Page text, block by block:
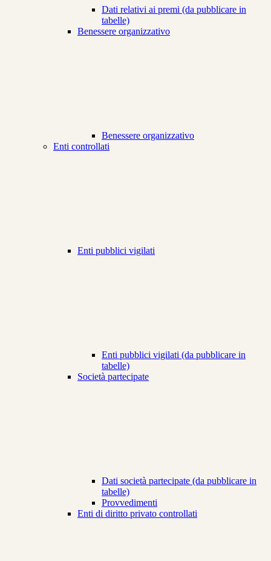
Dati relativi ai premi (da pubblicare in
tabelle)
Benessere organizzativo
Benessere organizzativo
Enti controllati
Enti pubblici vigilati
Enti pubblici vigilati (da pubblicare in
tabelle)
Società partecipate
Dati società partecipate (da pubblicare in
tabelle)
Provvedimenti
Enti di diritto privato controllati